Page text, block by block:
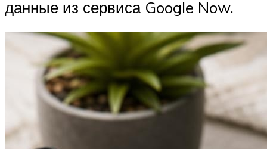
данные из сервиса Google Now.